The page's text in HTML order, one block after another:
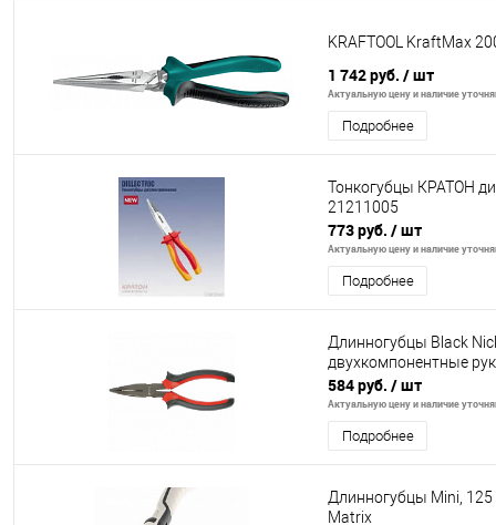
KRAFTOOL KraftMax
1 742 руб. / шт
Актуальную цену и наличие
Подробнее
Тонкогубцы КРАТОН
21211005
773 руб. / шт
Актуальную цену и наличие
Подробнее
Длинногубцы Black
двухкомпонентные
584 руб. / шт
Актуальную цену и наличие
Подробнее
Длинногубцы Mini,
Matrix